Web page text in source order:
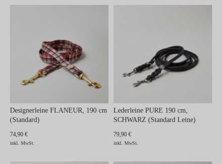
Designerleine FLANEUR, 190 cm
(Standard)
74,90 €
inkl. MwSt.
Lederleine PURE 190 cm,
SCHWARZ (Standard Leine)
79,90 €
inkl. MwSt.